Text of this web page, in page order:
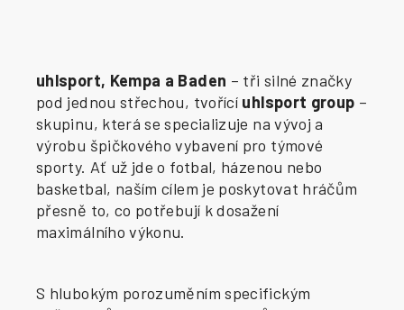
uhlsport, Kempa a Baden – tři silné značky
pod jednou střechou, tvořící uhlsport group –
skupinu, která se specializuje na vývoj a
výrobu špičkového vybavení pro týmové
sporty. Ať už jde o fotbal, házenou nebo
basketbal, naším cílem je poskytovat hráčům
přesně to, co potřebují k dosažení
maximálního výkonu.
S hlubokým porozuměním specifickým